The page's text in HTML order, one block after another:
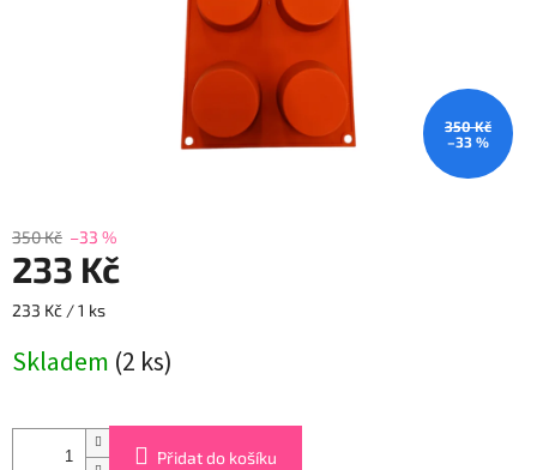
350 Kč
–33 %
350 Kč –33 %
233 Kč
Měrná
233 Kč / 1 ks
Skladem (2 ks)
Přidat do košíku